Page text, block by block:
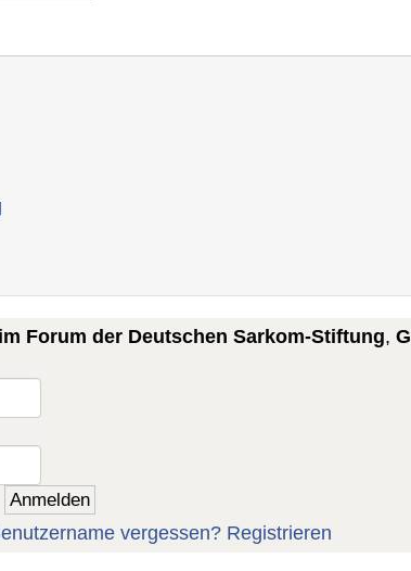
Forum der Deutschen Sarkom-Stiftung,
vergessen? Registrieren